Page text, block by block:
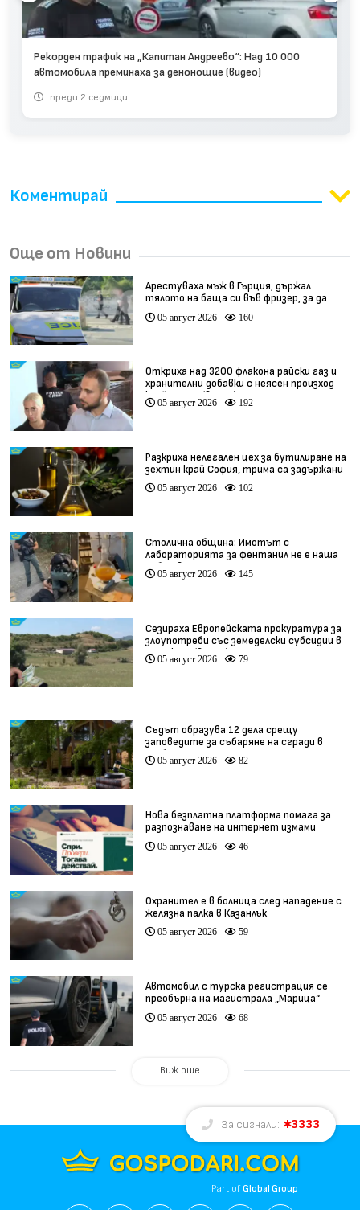
Рекорден трафик на „Капитан Андреево“: Над 10 000
автомобила преминаха за денонощие (видео)
преди 2 седмици
Коментирай
Още от Новини
Арестуваха мъж в Гърция, държал
тялото на баща си във фризер, за да
получава пенсията му (видео)
05 август 2026 160
Откриха над 3200 флакона райски газ и
хранителни добавки с неясен произход
край София (видео)
05 август 2026 192
Разкриха нелегален цех за бутилиране на
зехтин край София, трима са задържани
05 август 2026 102
Столична община: Имотът с
лабораторията за фентанил не е наша
собственост
05 август 2026 145
Сезираха Европейската прокуратура за
злоупотреби със земеделски субсидии в
Кърджали (видео)
05 август 2026 79
Съдът образува 12 дела срещу
заповедите за събаряне на сгради в
„Баба Алино“
05 август 2026 82
Нова безплатна платформа помага за
разпознаване на интернет измами
(видео)
05 август 2026 46
Охранител е в болница след нападение с
желязна палка в Казанлък
05 август 2026 59
Автомобил с турска регистрация се
преобърна на магистрала „Марица“
05 август 2026 68
Виж още
За сигнали: 3333
Part ofGlobal Group